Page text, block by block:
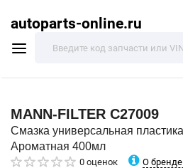
autoparts-online.ru
MANN-FILTER C27009
Смазка универсальная
Ароматная 400мл
0 оценок О бренде